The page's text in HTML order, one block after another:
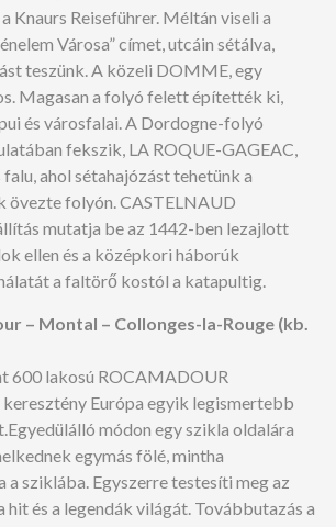
Knaurs Reiseführer. Méltán viseli a
Városa” címet, utcáin sétálva,
teszünk. A közeli DOMME, egy
Magasan a folyó felett építették ki,
és városfalai. A Dordogne-folyó
fekszik, LA ROQUE-GAGEAC,
ahol sétahajózást tehetünk a
övezte folyón. CASTELNAUD
mutatja be az 1442-ben lezajlott
ellen és a középkori háborúk
a faltörő kostól a katapultig.
– Montal – Collonges-la-Rouge (kb.
600 lakosú ROCAMADOUR
Európa egyik legismertebb
módon egy szikla oldalára
egymás fölé, mintha
a sziklába. Egyszerre testesíti meg az
hit és a legendák világát. Továbbutazás a